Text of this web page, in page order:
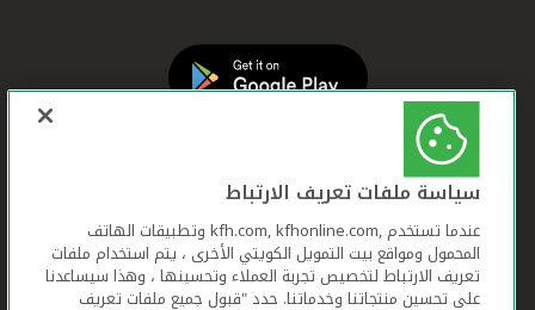
سياسة ملفات تعريف الارتباط
عندما تستخدم ,kfh.com, kfhonline.com وتطبيقات الهاتف
المحمول ومواقع بيت التمويل الكويتي الأخرى ، يتم استخدام ملفات
تعريف الارتباط لتخصيص تجربة العملاء وتحسينها ، وهذا سيساعدنا
على تحسين منتجاتنا وخدماتنا. حدد "قبول جميع ملفات تعريف